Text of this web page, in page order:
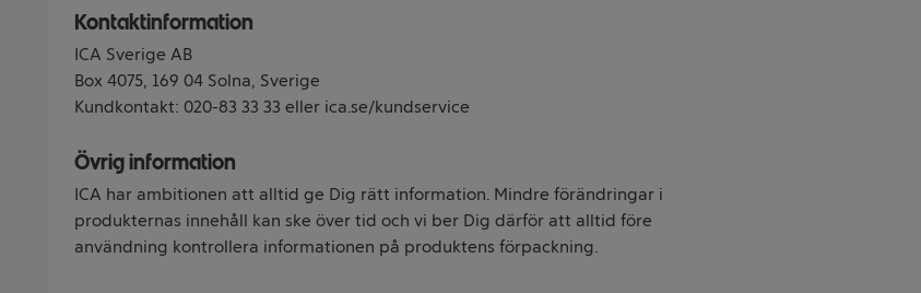
Kontaktinformation
ICA Sverige AB
Box 4075, 169 04 Solna, Sverige
Kundkontakt: 020-83 33 33 eller ica.se/kundservice
Övrig information
ICA har ambitionen att alltid ge Dig rätt information. Mindre förändringar i
produkternas innehåll kan ske över tid och vi ber Dig därför att alltid före
användning kontrollera informationen på produktens förpackning.